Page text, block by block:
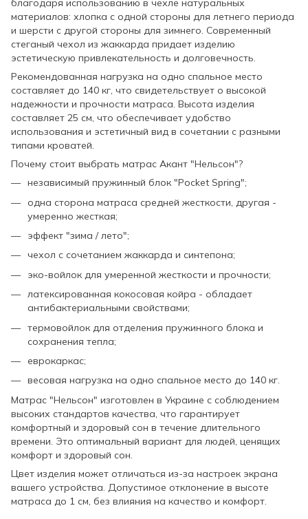
благодаря использованию в чехле натуральных
материалов: хлопка с одной стороны для летнего периода
и шерсти с другой стороны для зимнего. Современный
стеганый чехол из жаккарда придает изделию
эстетическую привлекательность и долговечность.
Рекомендованная нагрузка на одно спальное место
составляет до 140 кг, что свидетельствует о высокой
надежности и прочности матраса. Высота изделия
составляет 25 см, что обеспечивает удобство
использования и эстетичный вид в сочетании с разными
типами кроватей.
Почему стоит выбрать матрас Акант "Нельсон"?
независимый пружинный блок "Pocket Spring";
одна сторона матраса средней жесткости, другая -
умеренно жесткая;
эффект "зима / лето";
чехол с сочетанием жаккарда и синтепона;
эко-войлок для умеренной жесткости и прочности;
латексированная кокосовая койра - обладает
антибактериальными свойствами;
термовойлок для отделения пружинного блока и
сохранения тепла;
еврокаркас;
весовая нагрузка на одно спальное место до 140 кг.
Матрас "Нельсон" изготовлен в Украине с соблюдением
высоких стандартов качества, что гарантирует
комфортный и здоровый сон в течение длительного
времени. Это оптимальный вариант для людей, ценящих
комфорт и здоровый сон.
Цвет изделия может отличаться из-за настроек экрана
вашего устройства. Допустимое отклонение в высоте
матраса до 1 см, без влияния на качество и комфорт.